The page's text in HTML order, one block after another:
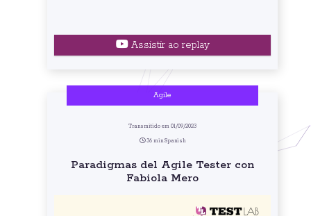
Assistir ao replay
Agile
Transmitido em 01/09/2023
36 min Spanish
Paradigmas del Agile Tester con
Fabiola Mero